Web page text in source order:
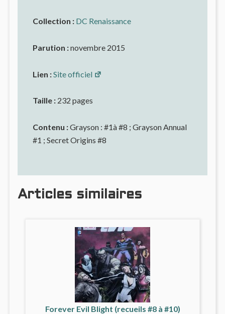
Collection : DC Renaissance
Parution :novembre 2015
Lien :Site officiel
Taille : 232 pages
Contenu :Grayson : #1à #8 ; Grayson Annual
#1 ; Secret Origins #8
Articles similaires
Forever Evil Blight (recueils #8 à #10)